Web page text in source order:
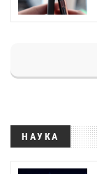
НАУКА